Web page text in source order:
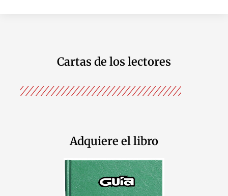
Cartas de los lectores
Adquiere el libro